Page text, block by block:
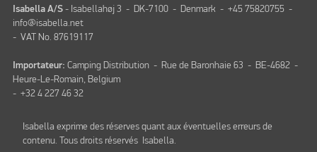
Isabella A/S - Isabellahøj 3 - DK-7100 - Denmark - +45 75820755 -
info@isabella.net
- VAT No. 87619117
Importateur: Camping Distribution - Rue de Baronhaie 63 - BE-4682 -
Heure-Le-Romain, Belgium
- +32 4 227 46 32
Isabella exprime des réserves quant aux éventuelles erreurs de
contenu. Tous droits réservés Isabella.